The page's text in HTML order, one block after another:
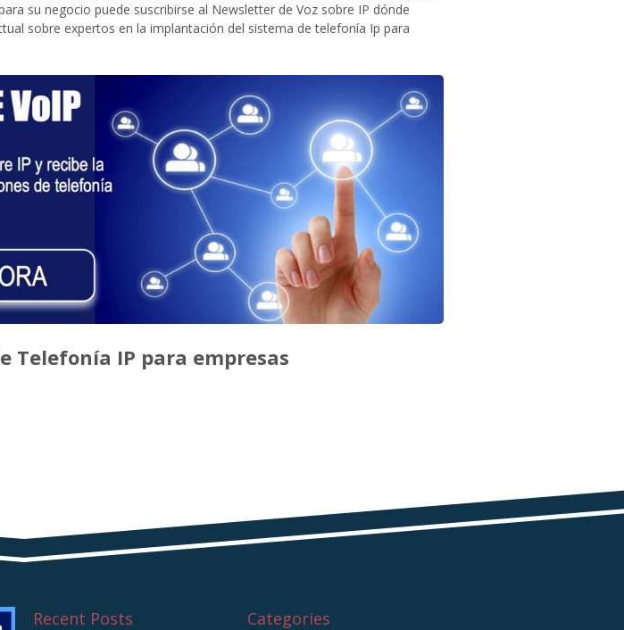
su negocio puede suscribirse al Newsletter de Voz sobre IP dónde
sobre expertos en la implantación del sistema de telefonía Ip para
Telefonía IP para empresas
Recent Posts Categories